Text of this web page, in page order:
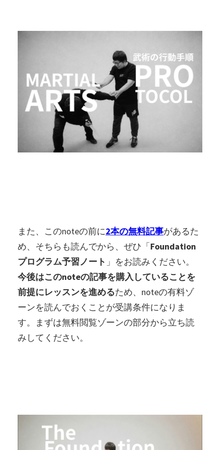
また、このnoteの前に2本の無料記事があるた
め、そちらも読んでから、ぜひ「Foundation
プログラム予習ノート 」をお読みください。
今後はこのnoteの記事を購入していることを
前提にレッスンを進めるため、noteの有料ゾ
ーンを読んでおくことが受講条件になりま
す。まずは無料閲覧ゾーンの部分から立ち読
みしてください。